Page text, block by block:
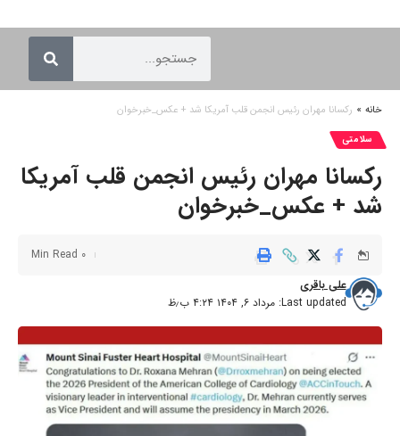
خانه » رکسانا مهران رئیس انجمن قلب آمریکا شد + عکس_خبرخوان
سلامتی
رکسانا مهران رئیس انجمن قلب آمریکا
شد + عکس_خبرخوان
Last updated: مرداد ۶, ۱۴۰۴ ۴:۲۴ ب٫ظ
علی باقری
0 Min Read